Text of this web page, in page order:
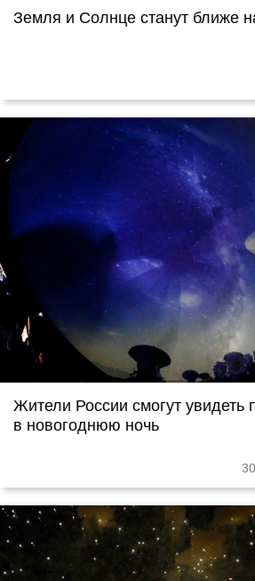
Земля и Солнце станут ближе
Жители России смогут увидеть
в новогоднюю ночь